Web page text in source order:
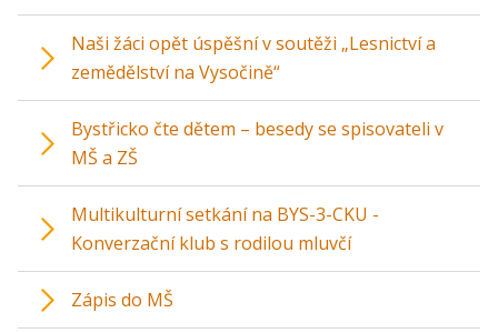
Naši žáci opět úspěšní v soutěži „Lesnictví a
zemědělství na Vysočině“
Bystřicko čte dětem – besedy se spisovateli v
MŠ a ZŠ
Multikulturní setkání na BYS-3-CKU -
Konverzační klub s rodilou mluvčí
Zápis do MŠ